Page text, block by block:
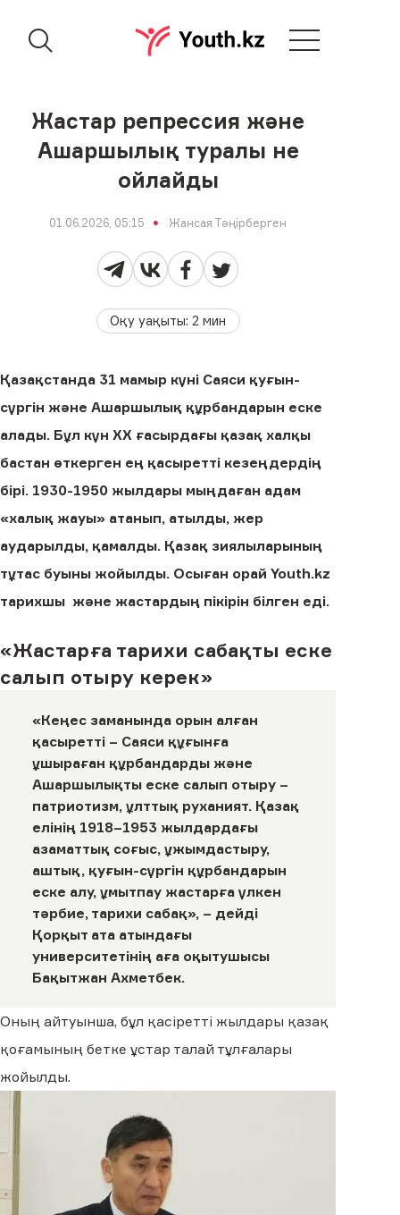
Жастар репрессия және
Ашаршылық туралы не
ойлайды
01.06.2026, 05:15 Жансая Тәңірберген
Оқу уақыты:2 мин
Қазақстанда 31 мамыр күні Саяси қуғын-
сүргін және Ашаршылық құрбандарын еске
алады. Бұл күн ХХ ғасырдағы қазақ халқы
бастан өткерген ең қасыретті кезеңдердің
бірі. 1930-1950 жылдары мыңдаған адам
«халық жауы» атанып, атылды, жер
аударылды, қамалды. Қазақ зиялыларының
тұтас буыны жойылды. Осыған орай Youth.kz
тарихшы және жастардың пікірін білген еді.
«Жастарға тарихи сабақты еске
салып отыру керек»
«Кеңес заманында орын алған
қасыретті – Саяси құғынға
ұшыраған құрбандарды және
Ашаршылықты еске салып отыру –
патриотизм, ұлттық руханият. Қазақ
елінің 1918–1953 жылдардағы
азаматтық соғыс, ұжымдастыру,
аштық, қуғын-сүргін құрбандарын
еске алу, ұмытпау жастарға үлкен
тәрбие, тарихи сабақ», – дейді
Қорқыт ата атындағы
университетінің аға оқытушысы
Бақытжан Ахметбек.
Оның айтуынша, бұл қасіретті жылдары қазақ
қоғамының бетке ұстар талай тұлғалары
жойылды.